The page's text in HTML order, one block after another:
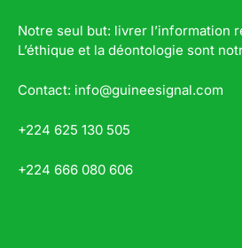
Notre seul but: livrer l’information
L’éthique et la déontologie sont
Contact: info@guineesignal.com
+224 625 130 505
+224 666 080 606